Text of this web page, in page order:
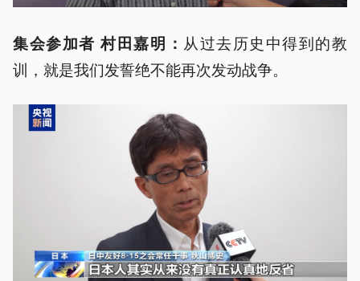
集会参加者 村田嘉明： 从过去历史中得到的教
训，就是我们发誓绝不能再次发动战争。